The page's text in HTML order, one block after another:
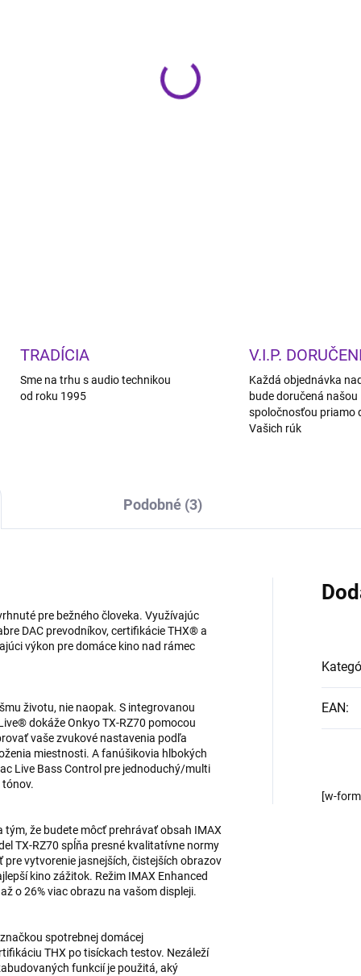
11.2 kanálový receiver
Nový model TX-RZ70
TRADÍCIA
Sme na trhu s audio technikou
od roku 1995
V.I.P.
Každá objednávka
bude doručená našou
spoločnosťou priamo
Vašich rúk
Podobné (3)
pre bežného človeka. Využívajúc
DAC prevodníkov, certifikácie THX® a
výkon pre domáce kino nad rámec
životu, nie naopak. S integrovanou
dokáže Onkyo TX-RZ70 pomocou
vaše zvukové nastavenia podľa
miestnosti. A fanúšikovia hlbokých
Live Bass Control pre jednoduchý/multi
že budete môcť prehrávať obsah IMAX
TX-RZ70 spĺňa presné kvalitatívne normy
vytvorenie jasnejších, čistejších obrazov
kino zážitok. Režim IMAX Enhanced
o 26% viac obrazu na vašom displeji.
spotrebnej domácej
THX po tisíckach testov. Nezáleží
funkcií je použitá, aký
EAN:
[w-